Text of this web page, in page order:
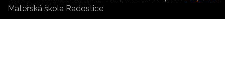
Mateřská škola Radostice